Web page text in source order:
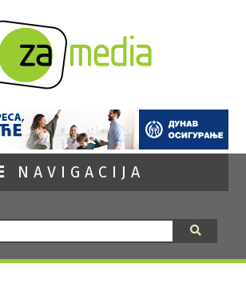
NAVIGACIJA